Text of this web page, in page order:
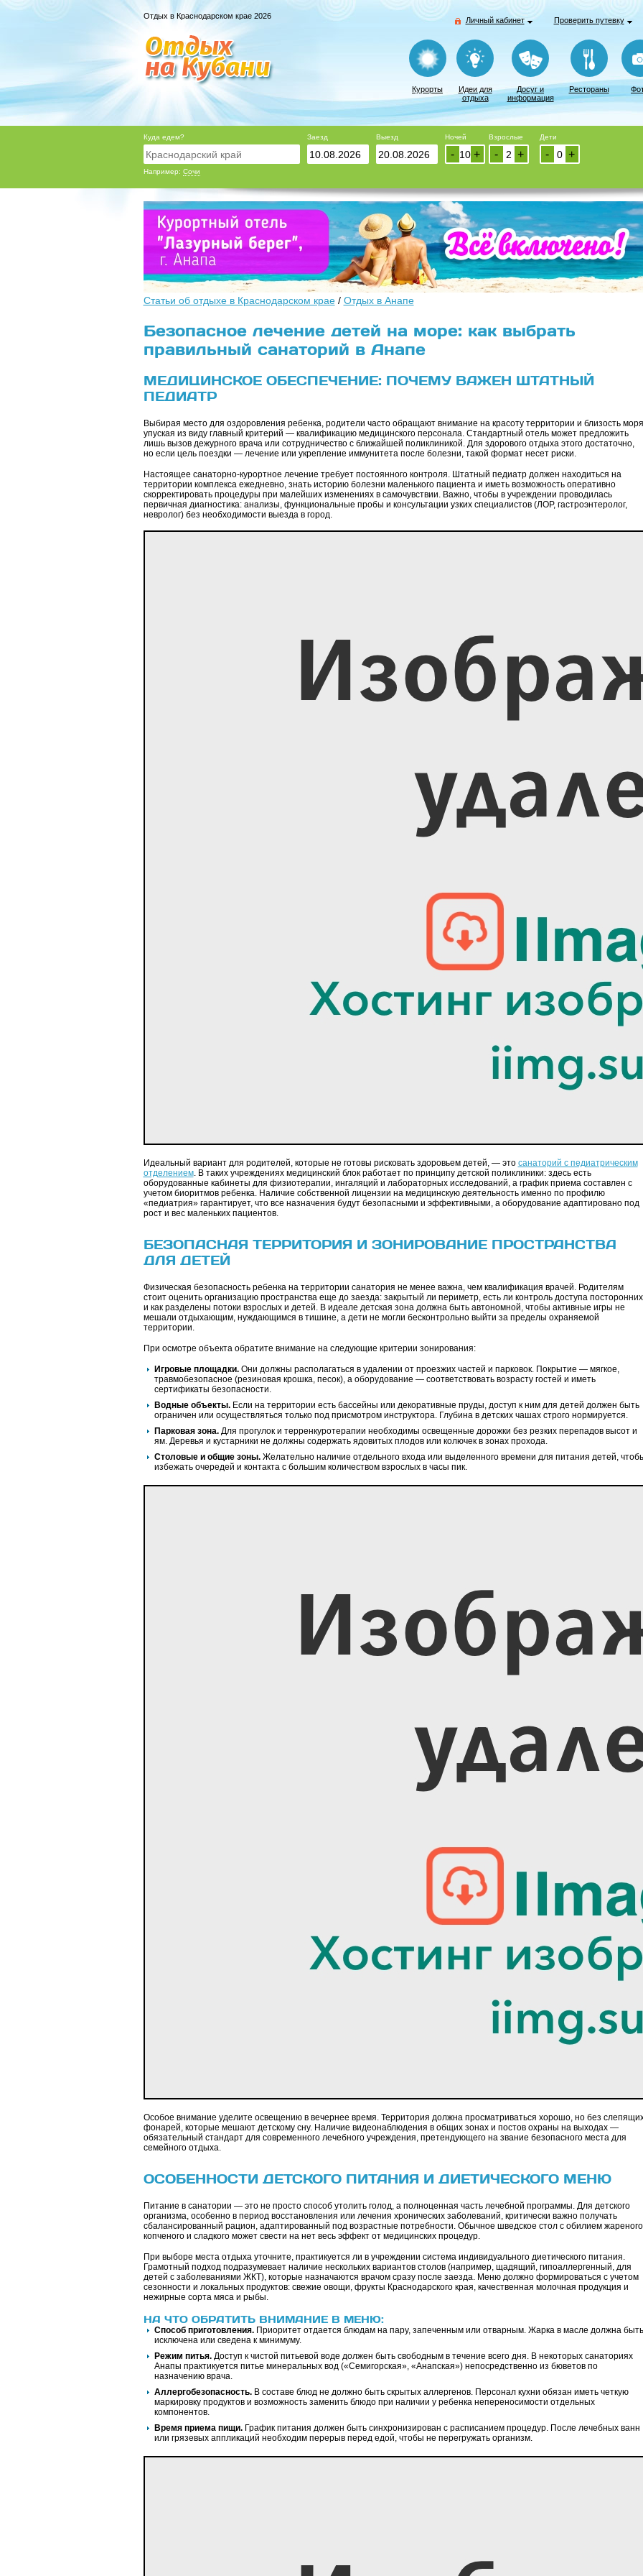
Отдых в Краснодарском крае 2026 Личный кабинет Проверить путевку
Курорты
Идеи для
отдыха
Досуг и
информация
Рестораны
Куда едем?
Например: Сочи
Заезд Выезд Ночей
+
-
Взрослые
+
-
Дети
+
-
Статьи об отдыхе в Краснодарском крае/ Отдых в Анапе
Безопасное лечение детей на море: как выбрать
правильный санаторий в Анапе
МЕДИЦИНСКОЕ ОБЕСПЕЧЕНИЕ: ПОЧЕМУ ВАЖЕН ШТАТНЫЙ
ПЕДИАТР
Выбирая место для оздоровления ребенка, родители часто обращают внимание на красоту территории и близость
упуская из виду главный критерий — квалификацию медицинского персонала. Стандартный отель может предложить
лишь вызов дежурного врача или сотрудничество с ближайшей поликлиникой. Для здорового отдыха этого достаточно,
но если цель поездки — лечение или укрепление иммунитета после болезни, такой формат несет риски.
Настоящее санаторно-курортное лечение требует постоянного контроля. Штатный педиатр должен находиться на
территории комплекса ежедневно, знать историю болезни маленького пациента и иметь возможность оперативно
скорректировать процедуры при малейших изменениях в самочувствии. Важно, чтобы в учреждении проводилась
первичная диагностика: анализы, функциональные пробы и консультации узких специалистов (ЛОР, гастроэнтеролог,
невролог) без необходимости выезда в город.
Идеальный вариант для родителей, которые не готовы рисковать здоровьем детей, — это санаторий с педиатрическим
отделением. В таких учреждениях медицинский блок работает по принципу детской поликлиники: здесь есть
оборудованные кабинеты для физиотерапии, ингаляций и лабораторных исследований, а график приема составлен с
учетом биоритмов ребенка. Наличие собственной лицензии на медицинскую деятельность именно по профилю
«педиатрия» гарантирует, что все назначения будут безопасными и эффективными, а оборудование адаптировано под
рост и вес маленьких пациентов.
БЕЗОПАСНАЯ ТЕРРИТОРИЯ И ЗОНИРОВАНИЕ ПРОСТРАНСТВА
ДЛЯ ДЕТЕЙ
Физическая безопасность ребенка на территории санатория не менее важна, чем квалификация врачей. Родителям
стоит оценить организацию пространства еще до заезда: закрытый ли периметр, есть ли контроль доступа посторонних
и как разделены потоки взрослых и детей. В идеале детская зона должна быть автономной, чтобы активные игры не
мешали отдыхающим, нуждающимся в тишине, а дети не могли бесконтрольно выйти за пределы охраняемой
территории.
При осмотре объекта обратите внимание на следующие критерии зонирования:
Игровые площадки.Они должны располагаться в удалении от проезжих частей и парковок. Покрытие — мягкое,
травмобезопасное (резиновая крошка, песок), а оборудование — соответствовать возрасту гостей и иметь
сертификаты безопасности.
Водные объекты.Если на территории есть бассейны или декоративные пруды, доступ к ним для детей должен быть
ограничен или осуществляться только под присмотром инструктора. Глубина в детских чашах строго нормируется.
Парковая зона.Для прогулок и терренкуротерапии необходимы освещенные дорожки без резких перепадов высот и
ям. Деревья и кустарники не должны содержать ядовитых плодов или колючек в зонах прохода.
Столовые и общие зоны.Желательно наличие отдельного входа или выделенного времени для питания детей,
избежать очередей и контакта с большим количеством взрослых в часы пик.
Особое внимание уделите освещению в вечернее время. Территория должна просматриваться хорошо, но без
фонарей, которые мешают детскому сну. Наличие видеонаблюдения в общих зонах и постов охраны на выходах —
обязательный стандарт для современного лечебного учреждения, претендующего на звание безопасного места для
семейного отдыха.
ОСОБЕННОСТИ ДЕТСКОГО ПИТАНИЯ И ДИЕТИЧЕСКОГО МЕНЮ
Питание в санатории — это не просто способ утолить голод, а полноценная часть лечебной программы. Для детского
организма, особенно в период восстановления или лечения хронических заболеваний, критически важно получать
сбалансированный рацион, адаптированный под возрастные потребности. Обычное шведское стол с обилием
копченого и сладкого может свести на нет весь эффект от медицинских процедур.
При выборе места отдыха уточните, практикуется ли в учреждении система индивидуального диетического питания.
Грамотный подход подразумевает наличие нескольких вариантов столов (например, щадящий, гипоаллергенный, для
детей с заболеваниями ЖКТ), которые назначаются врачом сразу после заезда. Меню должно формироваться с учетом
сезонности и локальных продуктов: свежие овощи, фрукты Краснодарского края, качественная молочная продукция и
нежирные сорта мяса и рыбы.
НА ЧТО ОБРАТИТЬ ВНИМАНИЕ В МЕНЮ:
Способ приготовления.Приоритет отдается блюдам на пару, запеченным или отварным. Жарка в масле должна быть
исключена или сведена к минимуму.
Режим питья.Доступ к чистой питьевой воде должен быть свободным в течение всего дня. В некоторых санаториях
Анапы практикуется питье минеральных вод («Семигорская», «Анапская») непосредственно из бюветов по
назначению врача.
Аллергобезопасность.В составе блюд не должно быть скрытых аллергенов. Персонал кухни обязан иметь четкую
маркировку продуктов и возможность заменить блюдо при наличии у ребенка непереносимости отдельных
компонентов.
Время приема пищи.График питания должен быть синхронизирован с расписанием процедур. После лечебных ванн
или грязевых аппликаций необходим перерыв перед едой, чтобы не перегружать организм.